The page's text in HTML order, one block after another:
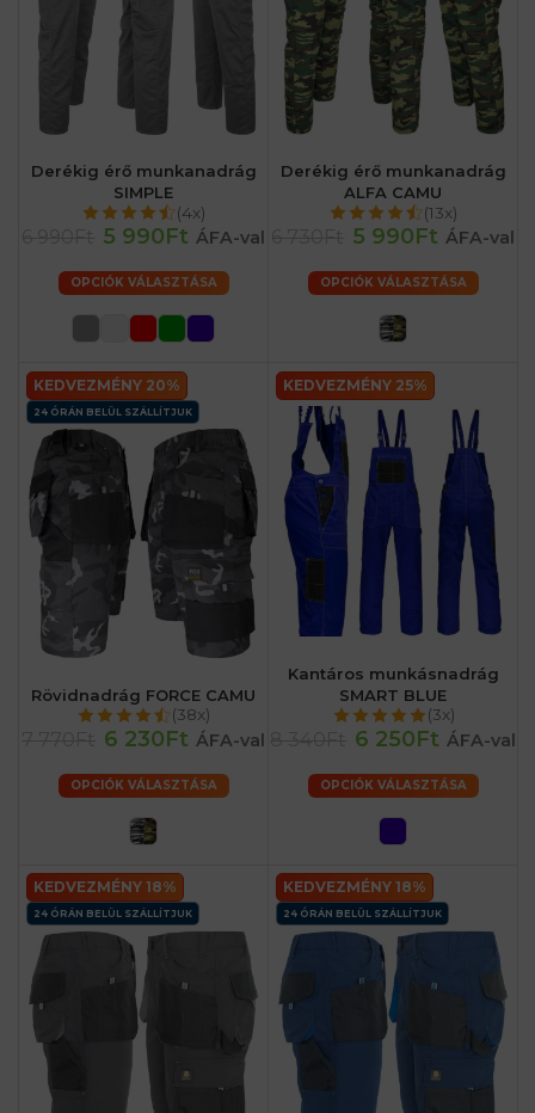
Derékig érő munkanadrág
SIMPLE
(4x)
5 990Ft ÁFA-val
OPCIÓK VÁLASZTÁSA
Derékig érő munkanadrág
ALFA CAMU
(13x)
5 990Ft ÁFA-val
OPCIÓK VÁLASZTÁSA
KEDVEZMÉNY 20%
24 ÓRÁN BELÜL SZÁLLÍTJUK
Rövidnadrág FORCE CAMU
(38x)
6 230Ft ÁFA-val
OPCIÓK VÁLASZTÁSA
KEDVEZMÉNY 25%
Kantáros munkásnadrág
SMART BLUE
(3x)
6 250Ft ÁFA-val
OPCIÓK VÁLASZTÁSA
KEDVEZMÉNY 18%
24 ÓRÁN BELÜL SZÁLLÍTJUK
KEDVEZMÉNY 18%
24 ÓRÁN BELÜL SZÁLLÍTJUK